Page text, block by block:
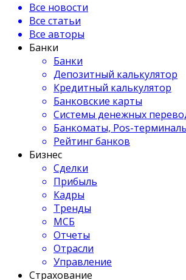
Все новости
Все статьи
Все авторы
Банки
Банки
Депозитный калькулятор
Кредитный калькулятор
Банковские карты
Системы денежных
Банкоматы, Pos-
Рейтинг банков
Бизнес
Сделки
Прибыль
Кадры
Тренды
МСБ
Отчеты
Отрасли
Управление
Страхование